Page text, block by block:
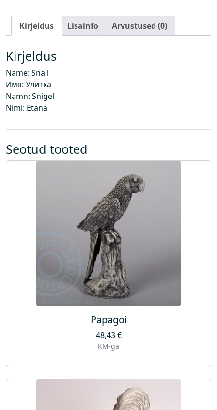
k
o
g
u
s
Kirjeldus Lisainfo Arvustused (0)
Kirjeldus
Name: Snail
Имя: Улитка
Namn: Snigel
Nimi: Etana
Seotud tooted
Papagoi
48,43€
KM-ga